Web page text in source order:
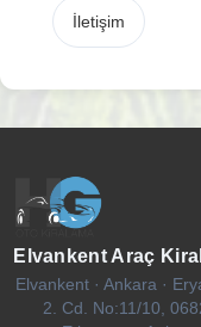
İletişim
Elvankent Araç
Elvankent · Ankara ·
2. Cd. No:11/10,